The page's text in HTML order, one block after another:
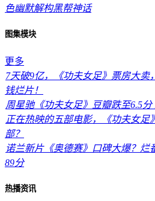
色幽默解构黑帮神话
图集模块
更多
7天破9亿，《功夫女足》票房大卖
钱烂片！
周星驰《功夫女足》豆瓣跌至6.5
正在热映的五部电影，《功夫女足
部？
诺兰新片《奥德赛》口碑大爆？烂
89分
热播资讯